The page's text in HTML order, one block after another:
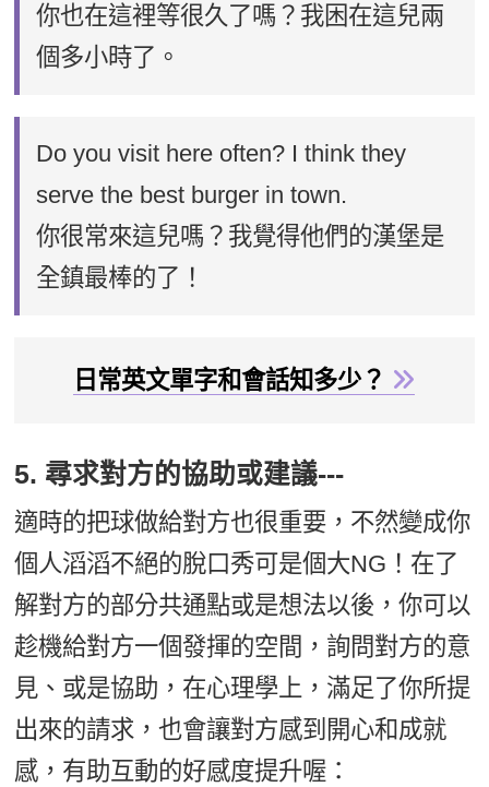
你也在這裡等很久了嗎？我困在這兒兩
個多小時了。
Do you visit here often? I think they
serve the best burger in town.
你很常來這兒嗎？我覺得他們的漢堡是
全鎮最棒的了！
日常英文單字和會話知多少？
5. 尋求對方的協助或建議---
適時的把球做給對方也很重要，不然變成你
個人滔滔不絕的脫口秀可是個大NG！在了
解對方的部分共通點或是想法以後，你可以
趁機給對方一個發揮的空間，詢問對方的意
見、或是協助，在心理學上，滿足了你所提
出來的請求，也會讓對方感到開心和成就
感，有助互動的好感度提升喔：